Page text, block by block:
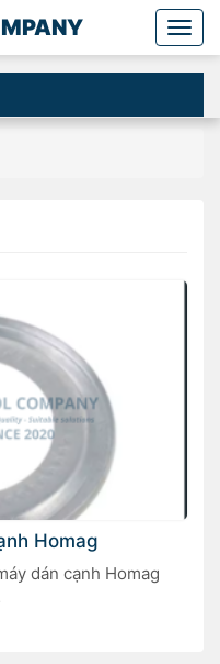
Homag
dán cạnh Homag